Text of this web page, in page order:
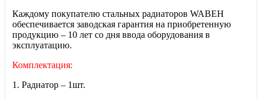
Каждому покупателю стальных радиаторов WABEH
обеспечивается заводская гарантия на приобретенную
продукцию – 10 лет со дня ввода оборудования в
эксплуатацию.
Комплектация:
1. Радиатор – 1шт.